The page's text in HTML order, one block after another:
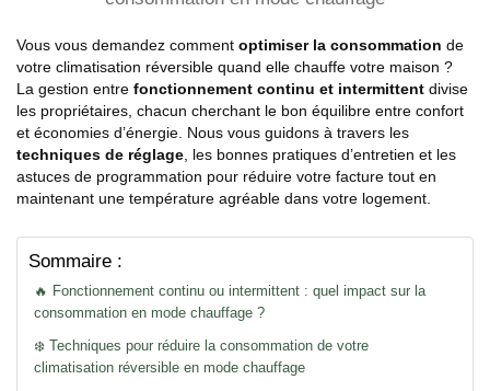
Vous vous demandez comment optimiser la consommation de
votre climatisation réversible quand elle chauffe votre maison ?
La gestion entre fonctionnement continu et intermittent divise
les propriétaires, chacun cherchant le bon équilibre entre confort
et économies d’énergie. Nous vous guidons à travers les
techniques de réglage , les bonnes pratiques d’entretien et les
astuces de programmation pour réduire votre facture tout en
maintenant une température agréable dans votre logement.
Sommaire :
🔥 Fonctionnement continu ou intermittent : quel impact sur la
consommation en mode chauffage ?
❄️ Techniques pour réduire la consommation de votre
climatisation réversible en mode chauffage